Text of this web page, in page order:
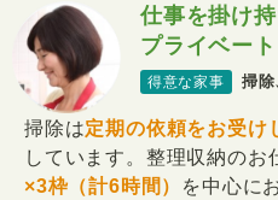
仕事を掛け持
プライベー
得意な家事 掃
掃除は定期の依頼をお受け
しています。整理収納のお
×3枠（計6時間）
を中心に